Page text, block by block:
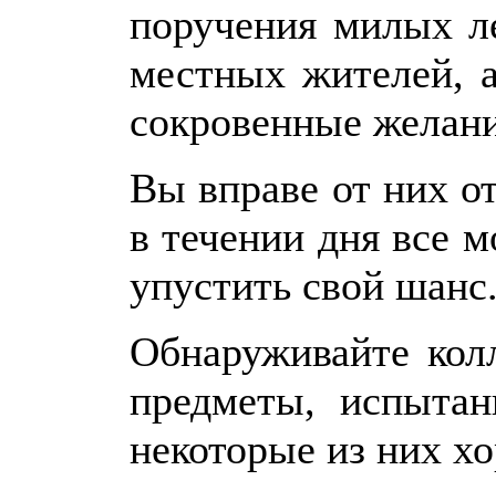
поручения милых
местных жителей,
сокровенные
Вы вправе от них
в течении дня все
упустить свой
Обнаруживайте
предметы,
некоторые из них